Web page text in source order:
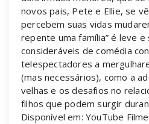
novos pais, Pete e Ellie, se
percebem suas vidas
repente uma família” é leve e
consideráveis de comédia
telespectadores a
(mas necessários), como a
velhas e os desafios no
filhos que podem surgir
Disponível em: YouTube